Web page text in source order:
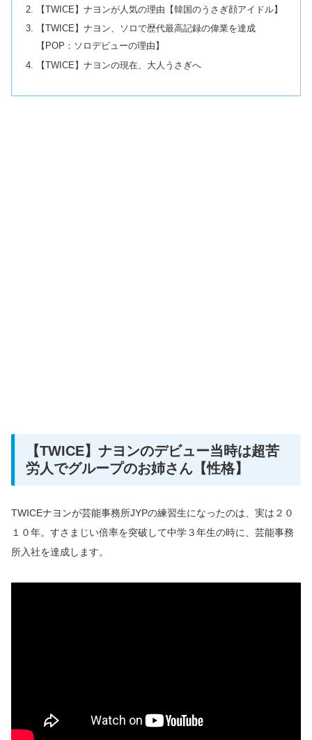
【TWICE】ナヨンが人気の理由【韓国のうさぎ顔アイドル】
【TWICE】ナヨン、ソロで歴代最高記録の偉業を達成
【POP：ソロデビューの理由】
【TWICE】ナヨンの現在、大人うさぎへ
【TWICE】ナヨンのデビュー当時は超苦
労人でグループのお姉さん【性格】
TWICEナヨンが芸能事務所JYPの練習生になったのは、実は２０
１０年。すさまじい倍率を突破して中学３年生の時に、芸能事務
所入社を達成します。